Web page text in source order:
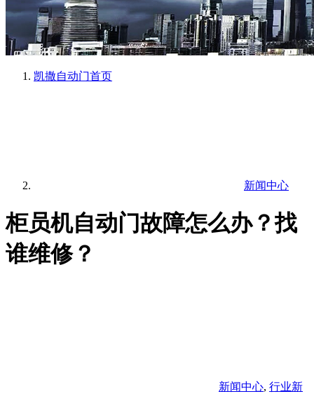
凯撒自动门首页
新闻中心
柜员机自动门故障怎么办？找
谁维修？
新闻中心, 行业新